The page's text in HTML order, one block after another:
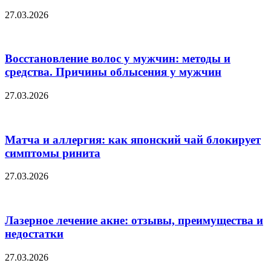
27.03.2026
Восстановление волос у мужчин: методы и
средства. Причины облысения у мужчин
27.03.2026
Матча и аллергия: как японский чай блокирует
симптомы ринита
27.03.2026
Лазерное лечение акне: отзывы, преимущества и
недостатки
27.03.2026